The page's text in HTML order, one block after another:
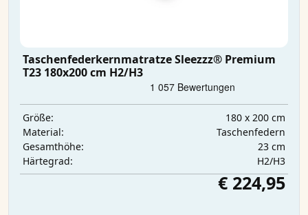
Taschenfederkernmatratze Sleezzz® Premium
T23 180x200 cm H2/H3
Größe:
180 x 200 cm
Material:
Taschenfedern
Gesamthöhe:
23 cm
Härtegrad:
H2/H3
€ 224,95